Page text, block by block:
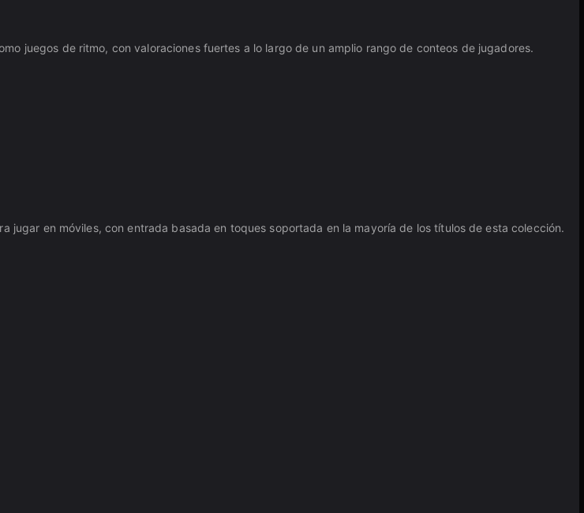
juegos de ritmo, con valoraciones fuertes a lo largo de un amplio rango de conteos de jugadores.
jugar en móviles, con entrada basada en toques soportada en la mayoría de los títulos de esta colección.